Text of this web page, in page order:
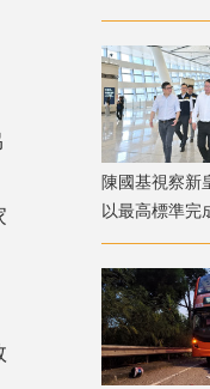
關池
陳國基視察新
以最高標準
通關萬無一失